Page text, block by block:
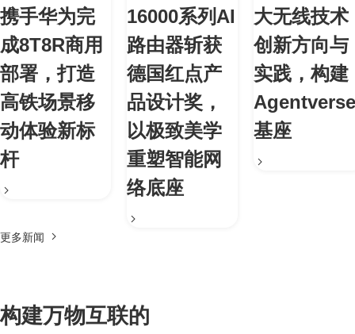
携手华为完
成8T8R商用
部署，打造
高铁场景移
动体验新标
杆
16000系列AI
路由器斩获
德国红点产
品设计奖，
以极致美学
重塑智能网
络底座
大无线技术
创新方向与
实践，构建
Agentverse
基座
更多新闻
构建万物互联的